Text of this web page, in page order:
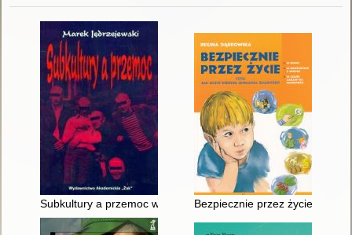
Subkultury a przemoc w perspektywie psychoedukacji,
Bezpiecznie przez życie czyli